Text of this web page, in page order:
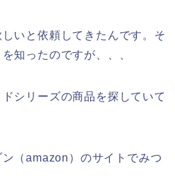
いと依頼してきたんです。そ
知ったのですが、、、
シリーズの商品を探していて
（amazon）のサイトでみつ